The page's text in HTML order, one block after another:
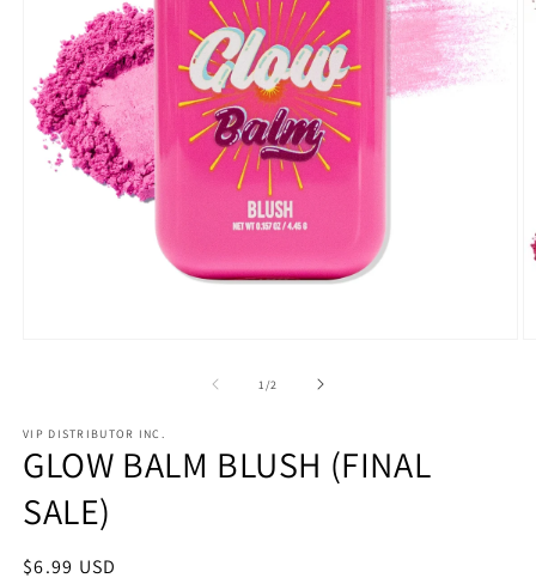
una
ventana
modal
1 /de2
VIP DISTRIBUTOR INC.
GLOW BALM BLUSH (FINAL
SALE)
Precio
$6.99 USD